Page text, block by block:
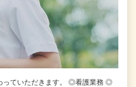
っていただきます。 ◎看護業務 ◎